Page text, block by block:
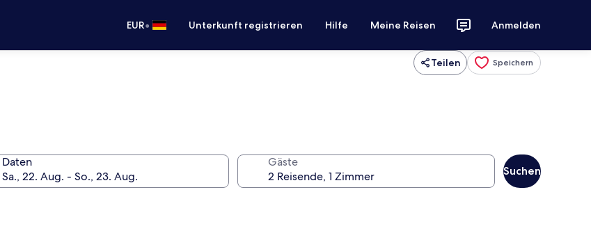
EUR• Unterkunft registrieren Hilfe Meine Reisen Anmelden
Teilen Speichern
Daten Gäste
Suchen